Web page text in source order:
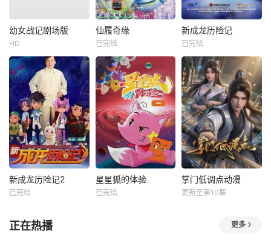
幼女战记剧场版
HD
仙履奇缘
已完结
新成龙历险记
已完结
新成龙历险记2
已完结
星星狐的体验
已完结
掌门低调点动漫
更新至第10集
正在热播 更多